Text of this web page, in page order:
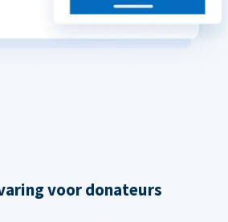
voor donateurs